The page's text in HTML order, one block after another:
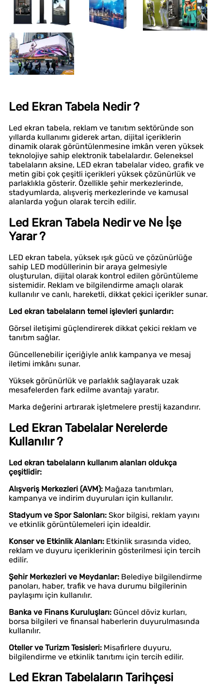
Led Ekran Tabela Nedir ?
Led ekran tabela, reklam ve tanıtım sektöründe son
yıllarda kullanımı giderek artan, dijital içeriklerin
dinamik olarak görüntülenmesine imkân veren yüksek
teknolojiye sahip elektronik tabelalardır. Geleneksel
tabelaların aksine, LED ekran tabelalar video, grafik ve
metin gibi çok çeşitli içerikleri yüksek çözünürlük ve
parlaklıkla gösterir. Özellikle şehir merkezlerinde,
stadyumlarda, alışveriş merkezlerinde ve kamusal
alanlarda yoğun olarak tercih edilir.
Led Ekran Tabela Nedir ve Ne İşe
Yarar ?
LED ekran tabela, yüksek ışık gücü ve çözünürlüğe
sahip LED modüllerinin bir araya gelmesiyle
oluşturulan, dijital olarak kontrol edilen görüntüleme
sistemidir. Reklam ve bilgilendirme amaçlı olarak
kullanılır ve canlı, hareketli, dikkat çekici içerikler sunar.
Led ekran tabelaların temel işlevleri şunlardır:
Görsel iletişimi güçlendirerek dikkat çekici reklam ve
tanıtım sağlar.
Güncellenebilir içeriğiyle anlık kampanya ve mesaj
iletimi imkânı sunar.
Yüksek görünürlük ve parlaklık sağlayarak uzak
mesafelerden fark edilme avantajı yaratır.
Marka değerini artırarak işletmelere prestij kazandırır.
Led Ekran Tabelalar Nerelerde
Kullanılır ?
Led ekran tabelaların kullanım alanları oldukça
çeşitlidir:
Alışveriş Merkezleri (AVM): Mağaza tanıtımları,
kampanya ve indirim duyuruları için kullanılır.
Stadyum ve Spor Salonları: Skor bilgisi, reklam yayını
ve etkinlik görüntülemeleri için idealdir.
Konser ve Etkinlik Alanları: Etkinlik sırasında video,
reklam ve duyuru içeriklerinin gösterilmesi için tercih
edilir.
Şehir Merkezleri ve Meydanlar: Belediye bilgilendirme
panoları, haber, trafik ve hava durumu bilgilerinin
paylaşımı için kullanılır.
Banka ve Finans Kuruluşları: Güncel döviz kurları,
borsa bilgileri ve finansal haberlerin duyurulmasında
kullanılır.
Oteller ve Turizm Tesisleri: Misafirlere duyuru,
bilgilendirme ve etkinlik tanıtımı için tercih edilir.
Led Ekran Tabelaların Tarihçesi